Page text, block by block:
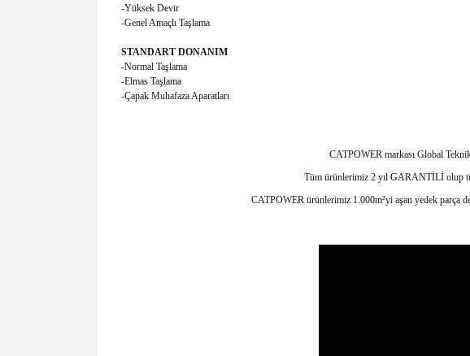
-Yüksek Devir
-Genel Amaçlı Taşlama
STANDART DONANIM
-Normal Taşlama
-Elmas Taşlama
-Çapak Muhafaza Aparatları
CATPOWER markası Global
Tüm ürünlerimiz 2 yıl GARANTİLİ olup
CATPOWER ürünlerimiz 1.000m²yi aşan yedek parça